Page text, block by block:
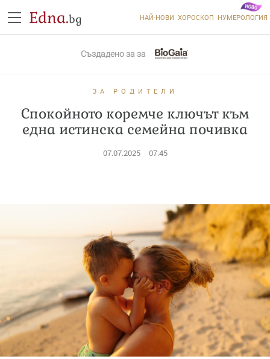
Edna.bg НАЙ-НОВИ ХОРОСКОП НУМЕРОЛОГИЯ
Създадено за за
ЗА РОДИТЕЛИ
Спокойното коремче ключът към
една истинска семейна почивка
07.07.2025 07:45